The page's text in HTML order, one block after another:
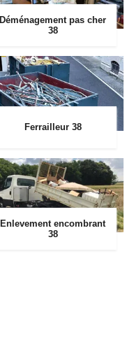
Déménagement pas cher
38
Ferrailleur 38
Enlevement encombrant
38